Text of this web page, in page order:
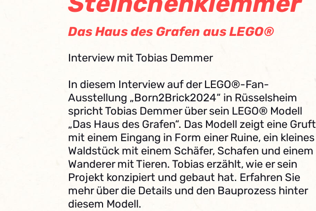
Das Haus des Grafen aus LEGO®
Interview mit Tobias Demmer
In diesem Interview auf der LEGO®-Fan-
Ausstellung „Born2Brick2024“ in Rüsselsheim
spricht Tobias Demmer über sein LEGO® Modell
„Das Haus des Grafen“. Das Modell zeigt eine Gruft
mit einem Eingang in Form einer Ruine, ein kleines
Waldstück mit einem Schäfer, Schafen und einem
Wanderer mit Tieren. Tobias erzählt, wie er sein
Projekt konzipiert und gebaut hat. Erfahren Sie
mehr über die Details und den Bauprozess hinter
diesem Modell.